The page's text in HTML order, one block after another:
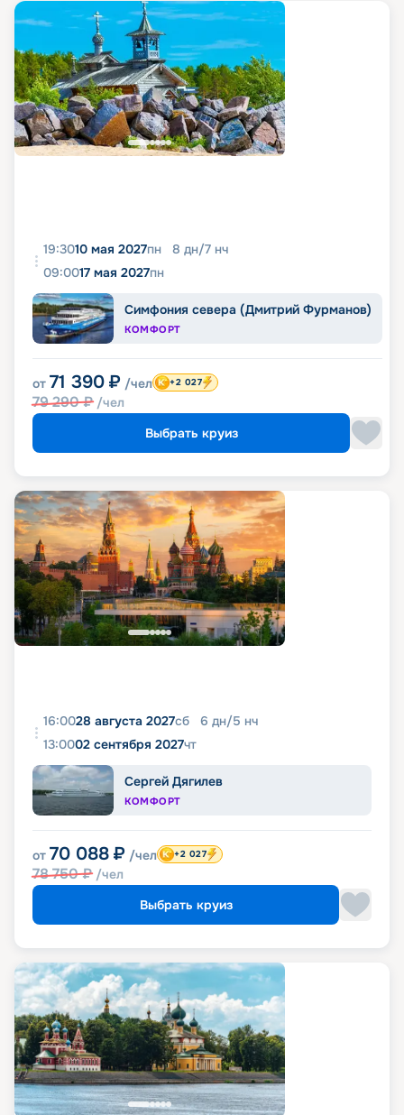
19:3010 мая 2027пн 8 дн/7 нч
09:0017 мая 2027пн
Симфония севера (Дмитрий Фурманов)
КОМФОРТ
от 71 390 ₽ /чел
79 290₽ /чел
+2 027
Выбрать круиз
16:0028 августа 2027сб 6 дн/5 нч
13:0002 сентября 2027чт
Сергей Дягилев
КОМФОРТ
от 70 088 ₽ /чел
78 750₽ /чел
+2 027
Выбрать круиз